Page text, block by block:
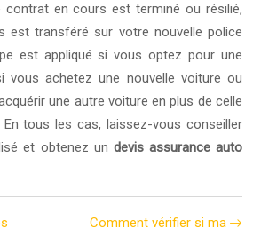
contrat en cours est terminé ou résilié,
est transféré sur votre nouvelle police
est appliqué si vous optez pour une
vous achetez une nouvelle voiture ou
une autre voiture en plus de celle
tous les cas, laissez-vous conseiller
et obtenez un devis assurance auto
Comment vérifier si ma